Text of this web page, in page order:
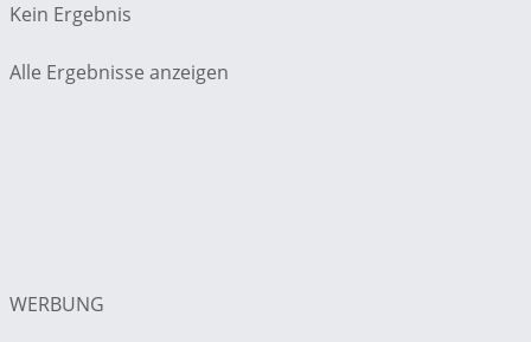
Kein Ergebnis
Alle Ergebnisse anzeigen
WERBUNG